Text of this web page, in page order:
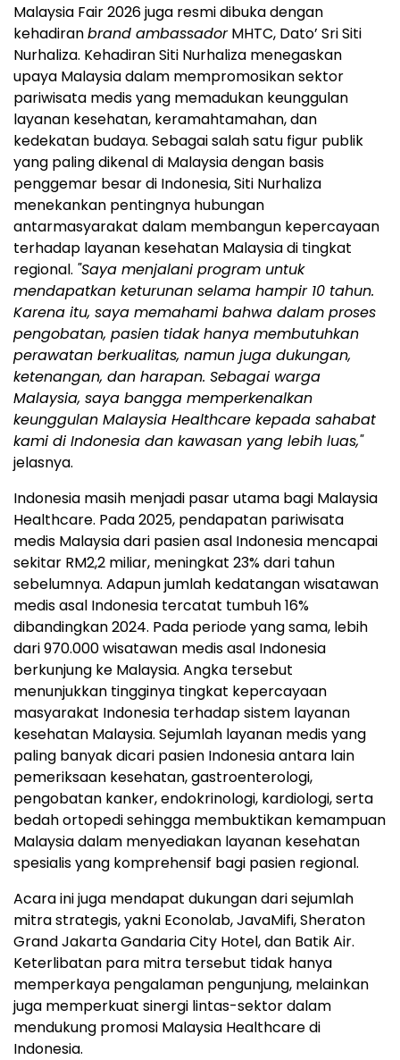
Malaysia Fair 2026 juga resmi dibuka dengan
kehadiranbrand ambassadorMHTC, Dato’ Sri Siti
Nurhaliza. Kehadiran Siti Nurhaliza menegaskan
upaya Malaysia dalam mempromosikan sektor
pariwisata medis yang memadukan keunggulan
layanan kesehatan, keramahtamahan, dan
kedekatan budaya. Sebagai salah satu figur publik
yang paling dikenal di Malaysia dengan basis
penggemar besar di Indonesia, Siti Nurhaliza
menekankan pentingnya hubungan
antarmasyarakat dalam membangun kepercayaan
terhadap layanan kesehatan Malaysia di tingkat
regional. "Saya menjalani program untuk
mendapatkan keturunan selama hampir 10 tahun.
Karena itu, saya memahami bahwa dalam proses
pengobatan, pasien tidak hanya membutuhkan
perawatan berkualitas, namun juga dukungan,
ketenangan, dan harapan. Sebagai warga
Malaysia, saya bangga memperkenalkan
keunggulan Malaysia Healthcare kepada sahabat
kami di Indonesia dan kawasan yang lebih luas,"
jelasnya.
Indonesia masih menjadi pasar utama bagi Malaysia
Healthcare. Pada 2025, pendapatan pariwisata
medis Malaysia dari pasien asal Indonesia mencapai
sekitar RM2,2 miliar, meningkat 23% dari tahun
sebelumnya. Adapun jumlah kedatangan wisatawan
medis asal Indonesia tercatat tumbuh 16%
dibandingkan 2024. Pada periode yang sama, lebih
dari 970.000 wisatawan medis asal Indonesia
berkunjung ke Malaysia. Angka tersebut
menunjukkan tingginya tingkat kepercayaan
masyarakat Indonesia terhadap sistem layanan
kesehatan Malaysia. Sejumlah layanan medis yang
paling banyak dicari pasien Indonesia antara lain
pemeriksaan kesehatan, gastroenterologi,
pengobatan kanker, endokrinologi, kardiologi, serta
bedah ortopedi sehingga membuktikan kemampuan
Malaysia dalam menyediakan layanan kesehatan
spesialis yang komprehensif bagi pasien regional.
Acara ini juga mendapat dukungan dari sejumlah
mitra strategis, yakni Econolab, JavaMifi, Sheraton
Grand Jakarta Gandaria City Hotel, dan Batik Air.
Keterlibatan para mitra tersebut tidak hanya
memperkaya pengalaman pengunjung, melainkan
juga memperkuat sinergi lintas-sektor dalam
mendukung promosi Malaysia Healthcare di
Indonesia.